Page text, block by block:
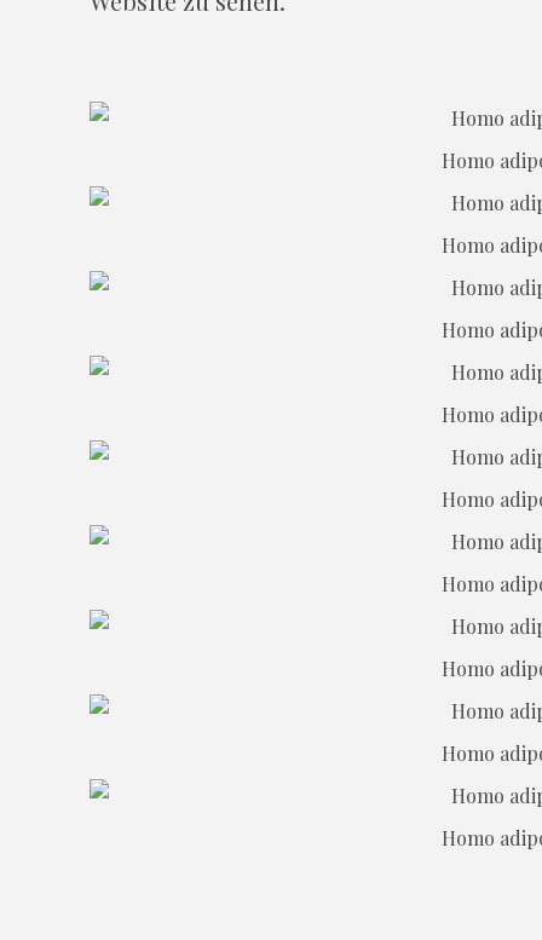
Homo
Homo
Homo
Homo
Homo
Homo
Homo
Homo
Homo